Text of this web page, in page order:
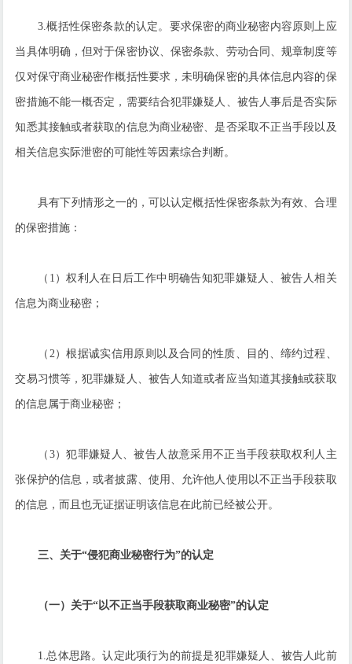
3.概括性保密条款的认定。要求保密的商业秘密内容原则上应
当具体明确，但对于保密协议、保密条款、劳动合同、规章制度等
仅对保守商业秘密作概括性要求，未明确保密的具体信息内容的保
密措施不能一概否定，需要结合犯罪嫌疑人、被告人事后是否实际
知悉其接触或者获取的信息为商业秘密、是否采取不正当手段以及
相关信息实际泄密的可能性等因素综合判断。
具有下列情形之一的，可以认定概括性保密条款为有效、合理
的保密措施：
（1）权利人在日后工作中明确告知犯罪嫌疑人、被告人相关
信息为商业秘密；
（2）根据诚实信用原则以及合同的性质、目的、缔约过程、
交易习惯等，犯罪嫌疑人、被告人知道或者应当知道其接触或获取
的信息属于商业秘密；
（3）犯罪嫌疑人、被告人故意采用不正当手段获取权利人主
张保护的信息，或者披露、使用、允许他人使用以不正当手段获取
的信息，而且也无证据证明该信息在此前已经被公开。
三、关于“侵犯商业秘密行为”的认定
（一）关于“以不正当手段获取商业秘密”的认定
1.总体思路。认定此项行为的前提是犯罪嫌疑人、被告人此前